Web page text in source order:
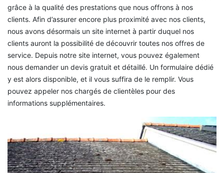
grâce à la qualité des prestations que nous offrons à nos
clients. Afin d’assurer encore plus proximité avec nos clients,
nous avons désormais un site internet à partir duquel nos
clients auront la possibilité de découvrir toutes nos offres de
service. Depuis notre site internet, vous pouvez également
nous demander un devis gratuit et détaillé. Un formulaire dédié
y est alors disponible, et il vous suffira de le remplir. Vous
pouvez appeler nos chargés de clientèles pour des
informations supplémentaires.